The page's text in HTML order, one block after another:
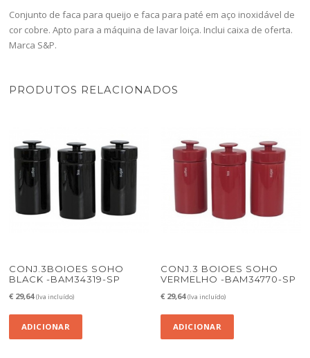
Conjunto de faca para queijo e faca para paté em aço inoxidável de
cor cobre. Apto para a máquina de lavar loiça. Inclui caixa de oferta.
Marca S&P.
PRODUTOS RELACIONADOS
CONJ.3BOIOES SOHO
BLACK -BAM34319-SP
€ 29,64 (Iva incluído)
ADICIONAR
CONJ.3 BOIOES SOHO
VERMELHO -BAM34770-SP
€ 29,64 (Iva incluído)
ADICIONAR